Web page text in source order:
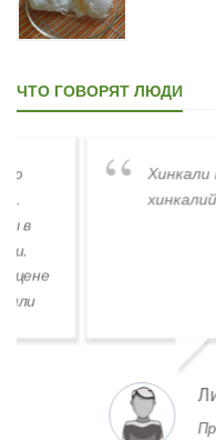
ЧТО ГОВОРЯТ ЛЮДИ
Хинкали не
хинкалий" не
Лиза
Продукты